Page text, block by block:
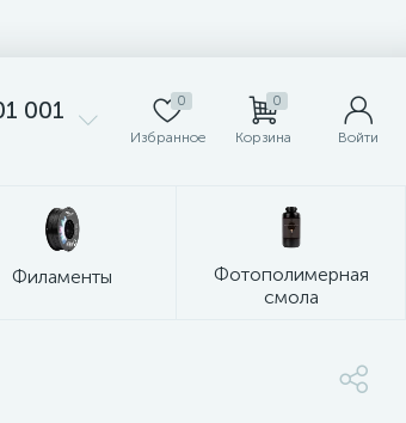
001 0
Избранное
0
Корзина Войти
Филаменты
Фотополимерная
смола